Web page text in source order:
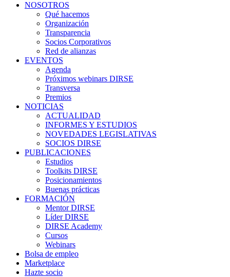
NOSOTROS
Qué hacemos
Organización
Transparencia
Socios Corporativos
Red de alianzas
EVENTOS
Agenda
Próximos webinars DIRSE
Transversa
Premios
NOTICIAS
ACTUALIDAD
INFORMES Y ESTUDIOS
NOVEDADES LEGISLATIVAS
SOCIOS DIRSE
PUBLICACIONES
Estudios
Toolkits DIRSE
Posicionamientos
Buenas prácticas
FORMACIÓN
Mentor DIRSE
Líder DIRSE
DIRSE Academy
Cursos
Webinars
Bolsa de empleo
Marketplace
Hazte socio